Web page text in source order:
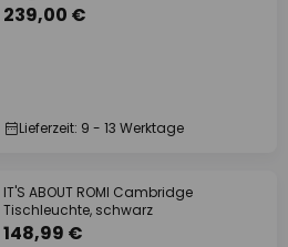
239,00 €
Lieferzeit: 9 - 13 Werktage
IT'S ABOUT ROMI Cambridge
Tischleuchte, schwarz
148,99 €